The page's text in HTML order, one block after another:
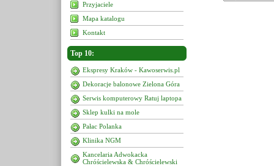
Przyjaciele
Mapa katalogu
Kontakt
Top 10:
Ekspresy Kraków - Kawoserwis.pl
Dekoracje balonowe Zielona Góra
Serwis komputerowy Ratuj laptopa
Sklep kulki na mole
Pałac Polanka
Klinika NGM
Kancelaria Adwokacka
Chróścielewska & Chróścielewski